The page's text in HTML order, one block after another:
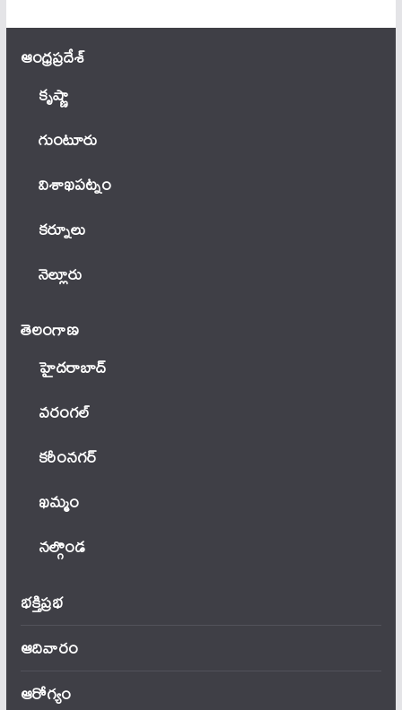
ఆంధ్ర‌ప్ర‌దేశ్
కృష్ణా
గుంటూరు
విశాఖపట్నం
కర్నూలు
నెల్లూరు
తెలంగాణ‌
హైదరాబాద్
వ‌రంగ‌ల్
కరీంనగర్
ఖ‌మ్మం
నల్గొండ
భక్తిప్రభ
ఆదివారం
ఆరోగ్యం